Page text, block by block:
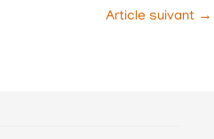
Article suivant →